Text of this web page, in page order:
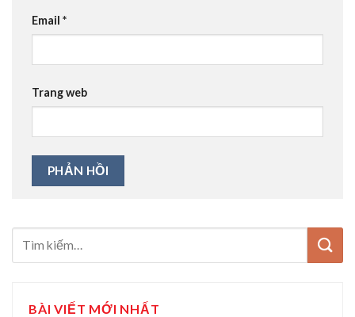
BÀI VIẾT MỚI NHẤT
Email *
Trang web